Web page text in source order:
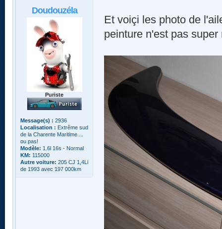
Doudouzéla
Puriste
Message(s) : 2936
Localisation : Extrême sud
de la Charente Maritime....
ou pas!
Modèle: 1.6l 16s - Normal
KM: 115000
Autre voiture: 205 CJ 1,4Li
de 1993 avec 197 000km
Et voiçi les photo de
peinture n'est pas